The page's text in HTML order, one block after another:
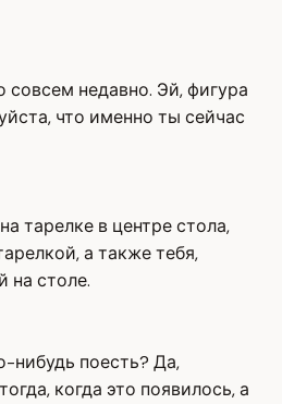
недавно. Эй, фигура
что именно ты сейчас
тарелке в центре стола,
а также тебя,
на столе.
нибудь поесть? Да,
когда это появилось, а